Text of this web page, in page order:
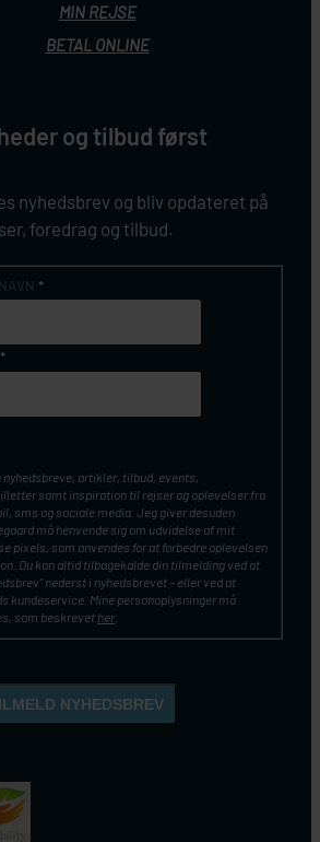
MIN REJSE
BETAL ONLINE
og tilbud først
nyhedsbrev og bliv opdateret på
foredrag og tilbud.
*
*
artikler, tilbud, events,
samt inspiration til rejser og oplevelser fra
sms og sociale media. Jeg giver desuden
må henvende sig om udvidelse af mit
pixels, som anvendes for at forbedre oplevelsen
Du kan altid tilbagekalde din tilmelding ved at
nederst i nyhedsbrevet – eller ved at
kundeservice. Mine personoplysninger må
som beskrevet her